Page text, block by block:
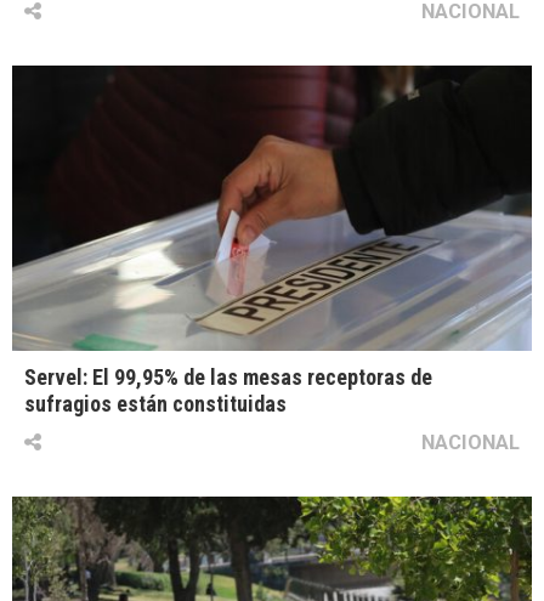
NACIONAL
Servel: El 99,95% de las mesas receptoras de
sufragios están constituidas
NACIONAL